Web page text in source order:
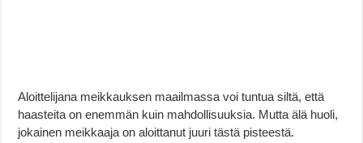
Aloittelijana meikkauksen maailmassa voi tuntua siltä, että
haasteita on enemmän kuin mahdollisuuksia. Mutta älä huoli,
jokainen meikkaaja on aloittanut juuri tästä pisteestä.